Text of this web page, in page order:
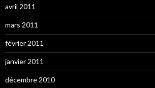
avril 2011
mars 2011
février 2011
janvier 2011
décembre 2010